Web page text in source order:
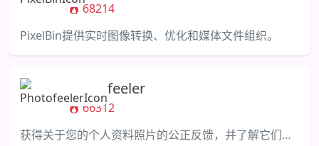
68214
PixelBin提供实时图像转换、优化和媒体文件组织。
Photofeeler
66312
获得关于您的个人资料照片的公正反馈，并了解它们产生的印象。